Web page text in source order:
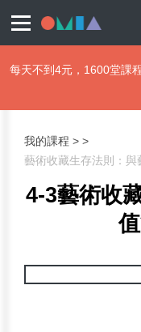
每天不到4元，1600堂課
我的課程 >
藝術收藏生存法則：與
4-3藝術收